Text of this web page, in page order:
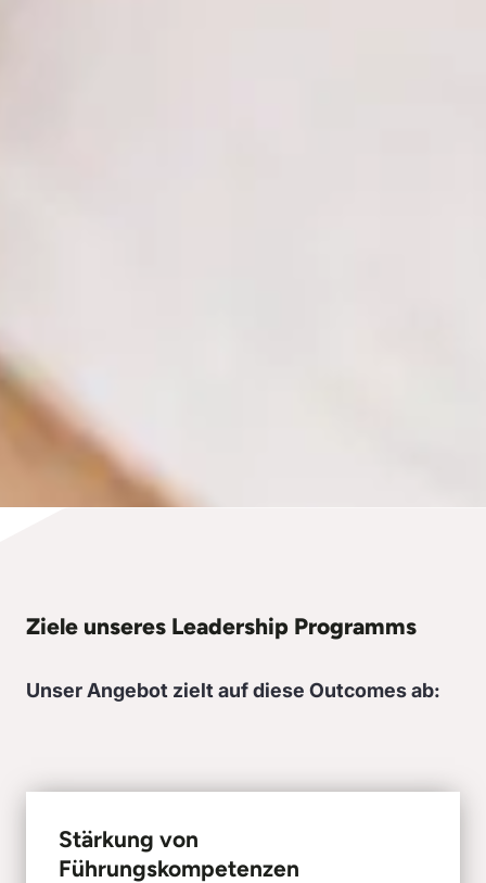
Ziele unseres Leadership Programms
Unser Angebot zielt auf diese Outcomes ab:
Stärkung von
Führungskompetenzen